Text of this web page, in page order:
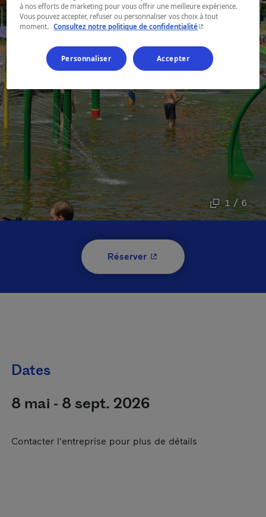
1 / 6
Réserver- Cet hyperlien s'ouvrira
Dates
8 mai - 8 sept. 2026
Contacter l'entreprise pour plus de détails
à nos efforts de marketing pour vous offrir une meilleure expérience.
Vous pouvez accepter, refuser ou personnaliser vos choix à tout
moment. Consultez notre politique de confidentialité- Cet hyperlien
Personnaliser Accepter